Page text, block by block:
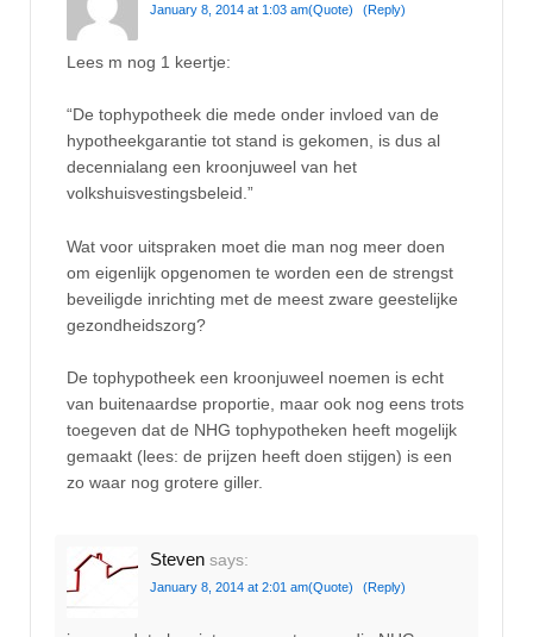
January 8, 2014 at 1:03 am(Quote) (Reply)
Lees m nog 1 keertje:
“De tophypotheek die mede onder invloed van de
hypotheekgarantie tot stand is gekomen, is dus al
decennialang een kroonjuweel van het
volkshuisvestingsbeleid.”
Wat voor uitspraken moet die man nog meer doen
om eigenlijk opgenomen te worden een de strengst
beveiligde inrichting met de meest zware geestelijke
gezondheidszorg?
De tophypotheek een kroonjuweel noemen is echt
van buitenaardse proportie, maar ook nog eens trots
toegeven dat de NHG tophypotheken heeft mogelijk
gemaakt (lees: de prijzen heeft doen stijgen) is een
zo waar nog grotere giller.
Steven says:
January 8, 2014 at 2:01 am(Quote) (Reply)